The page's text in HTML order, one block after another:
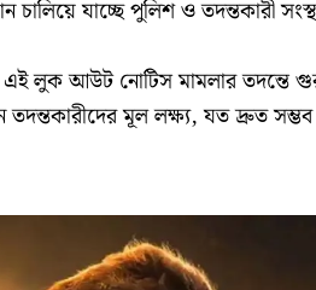
চালিয়ে যাচ্ছে পুলিশ ও তদন্তকারী
এই লুক আউট নোটিস মামলার তদন্তে
মূল লক্ষ্য, যত দ্রুত